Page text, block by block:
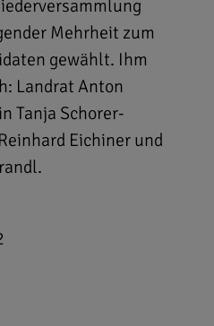
Mehrheit zum
gewählt. Ihm
Landrat Anton
Tanja Schorer-
Eichiner und